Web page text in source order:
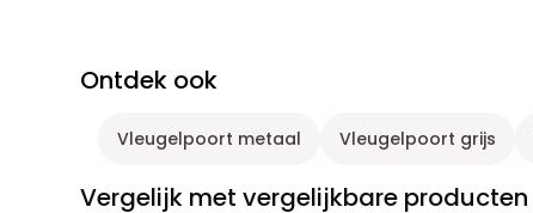
Ontdek ook
Vleugelpoort metaal Vleugelpoort grijs
Vergelijk met vergelijkbare producten